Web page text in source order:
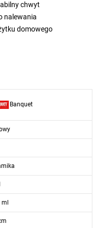
chwyt
nalewania
domowego
Banquet
ml